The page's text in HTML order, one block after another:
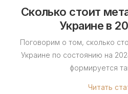
Сколько стоит
Украине в
Поговорим о том, сколько
Украине по состоянию на
формируется
Читать